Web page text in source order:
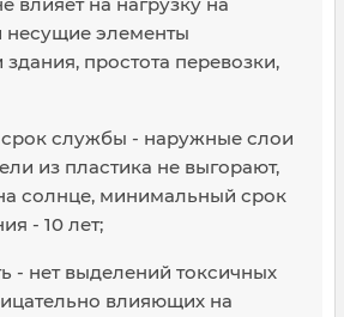
несущие элементы
здания, простота перевозки,
службы - наружные слои
из пластика не выгорают,
солнце, минимальный срок
- 10 лет;
- нет выделений токсичных
влияющих на